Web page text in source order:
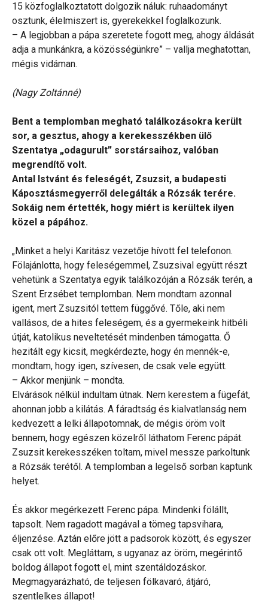
15 közfoglalkoztatott dolgozik náluk: ruhaadományt
osztunk, élelmiszert is, gyerekekkel foglalkozunk.
– A legjobban a pápa szeretete fogott meg, ahogy áldását
adja a munkánkra, a közösségünkre” – vallja meghatottan,
mégis vidáman.
(Nagy Zoltánné)
Bent a templomban megható találkozásokra került
sor, a gesztus, ahogy a kerekesszékben ülő
Szentatya „odagurult” sorstársaihoz, valóban
megrendítő volt.
Antal Istvánt és feleségét, Zsuzsit, a budapesti
Káposztásmegyerről delegálták a Rózsák terére.
Sokáig nem értették, hogy miért is kerültek ilyen
közel a pápához.
„Minket a helyi Karitász vezetője hívott fel telefonon.
Fölajánlotta, hogy feleségemmel, Zsuzsival együtt részt
vehetünk a Szentatya egyik találkozóján a Rózsák terén, a
Szent Erzsébet templomban. Nem mondtam azonnal
igent, mert Zsuzsitól tettem függővé. Tőle, aki nem
vallásos, de a hites feleségem, és a gyermekeink hitbéli
útját, katolikus neveltetését mindenben támogatta. Ő
hezitált egy kicsit, megkérdezte, hogy én mennék-e,
mondtam, hogy igen, szívesen, de csak vele együtt.
– Akkor menjünk – mondta.
Elvárások nélkül indultam útnak. Nem kerestem a fügefát,
ahonnan jobb a kilátás. A fáradtság és kialvatlanság nem
kedvezett a lelki állapotomnak, de mégis öröm volt
bennem, hogy egészen közelről láthatom Ferenc pápát.
Zsuzsit kerekesszéken toltam, mivel messze parkoltunk
a Rózsák terétől. A templomban a legelső sorban kaptunk
helyet.
És akkor megérkezett Ferenc pápa. Mindenki fölállt,
tapsolt. Nem ragadott magával a tömeg tapsvihara,
éljenzése. Aztán előre jött a padsorok között, és egyszer
csak ott volt. Megláttam, s ugyanaz az öröm, megérintő
boldog állapot fogott el, mint szentáldozáskor.
Megmagyarázható, de teljesen fölkavaró, átjáró,
szentlelkes állapot!